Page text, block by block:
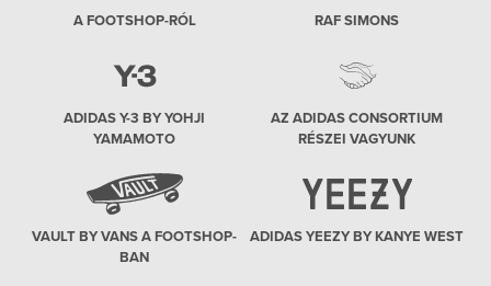
A FOOTSHOP-RÓL RAF SIMONS
ADIDAS Y-3 BY YOHJI
YAMAMOTO
AZ ADIDAS CONSORTIUM
RÉSZEI VAGYUNK
VAULT BY VANS A FOOTSHOP-
BAN
ADIDAS YEEZY BY KANYE WEST